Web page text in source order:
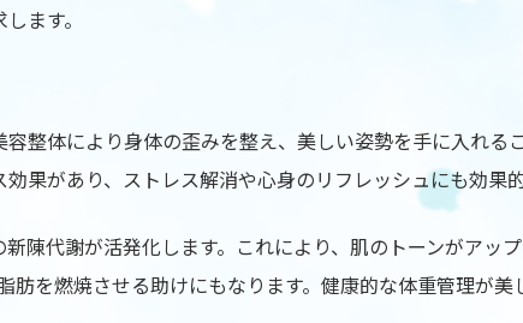
ます。
整体により身体の歪みを整え、美しい姿勢を手に入れる
果があり、ストレス解消や心身のリフレッシュにも効果
陳代謝が活発化します。これにより、肌のトーンがアッ
肪を燃焼させる助けにもなります。健康的な体重管理が美